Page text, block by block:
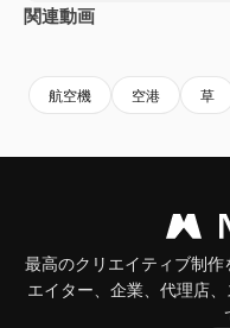
関連動画
航空機 空港 草
最高のクリエイティブ制
エイター、企業、代理店